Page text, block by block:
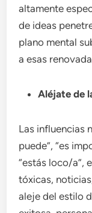
altamente
de ideas
plano mental
a esas
Aléjate de
Las influencias
puede”, “es
“estás loco/a”,
tóxicas,
aleje del estilo